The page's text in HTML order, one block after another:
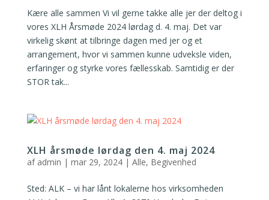
Kære alle sammen Vi vil gerne takke alle jer der deltog i
vores XLH Årsmøde 2024 lørdag d. 4. maj. Det var
virkelig skønt at tilbringe dagen med jer og et
arrangement, hvor vi sammen kunne udveksle viden,
erfaringer og styrke vores fællesskab. Samtidig er der
STOR tak...
XLH årsmøde lørdag den 4. maj 2024
af admin | mar 29, 2024| Alle, Begivenhed
Sted: ALK – vi har lånt lokalerne hos virksomheden